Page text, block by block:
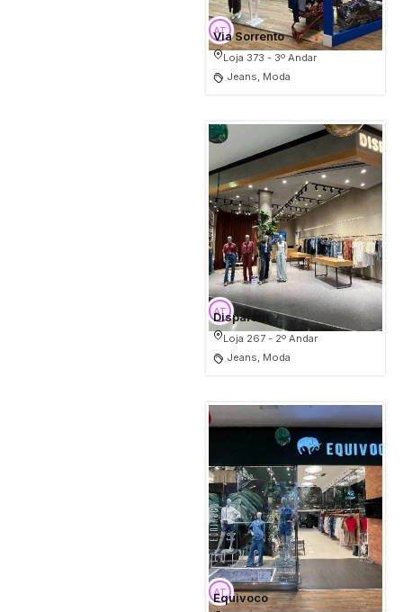
Via Sorrento
Loja 373 - 3º Andar
Jeans, Moda
Disparate
Loja 267 - 2º Andar
Jeans, Moda
Equivoco